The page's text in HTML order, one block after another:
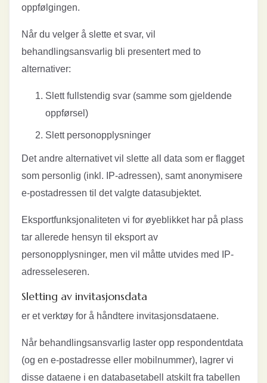
oppfølgingen.
Når du velger å slette et svar, vil
behandlingsansvarlig bli presentert med to
alternativer:
Slett fullstendig svar (samme som gjeldende
oppførsel)
Slett personopplysninger
Det andre alternativet vil slette all data som er flagget
som personlig (inkl. IP-adressen), samt anonymisere
e-postadressen til det valgte datasubjektet.
Eksportfunksjonaliteten vi for øyeblikket har på plass
tar allerede hensyn til eksport av
personopplysninger, men vil måtte utvides med IP-
adresseleseren.
Sletting av invitasjonsdata
er et verktøy for å håndtere invitasjonsdataene.
Når behandlingsansvarlig laster opp respondentdata
(og en e-postadresse eller mobilnummer), lagrer vi
disse dataene i en databasetabell atskilt fra tabellen